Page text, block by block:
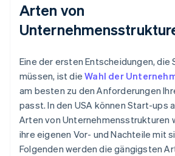
Arten von
Eine der ersten Entscheidungen, die
müssen, ist dieWahl der
am besten zu den Anforderungen
passt. In den USA können Start-ups
Arten von Unternehmensstrukturen
ihre eigenen Vor- und Nachteile mit
Folgenden werden die gängigsten